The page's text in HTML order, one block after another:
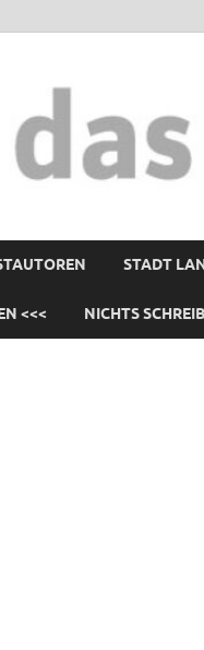
STADT
<<< NICHTS